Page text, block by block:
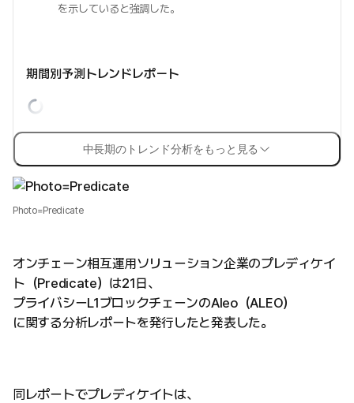
を示していると強調した。
期間別予測トレンドレポート
中長期のトレンド分析をもっと見る
Photo=Predicate
オンチェーン相互運用ソリューション企業のプレディケイ
ト（Predicate）は21日、
プライバシーL1ブロックチェーンのAleo（ALEO）
に関する分析レポートを発行したと発表した。
同レポートでプレディケイトは、